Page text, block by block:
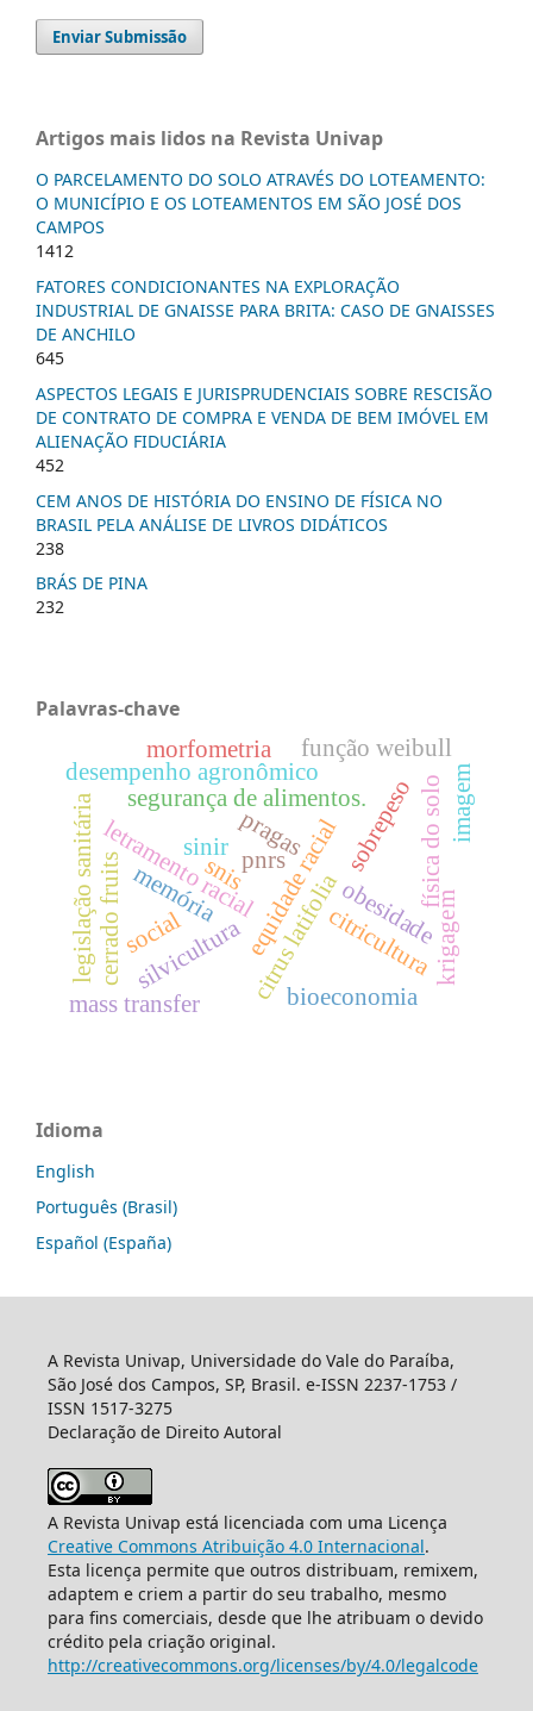
Enviar Submissão
Artigos mais lidos na Revista Univap
O PARCELAMENTO DO SOLO ATRAVÉS DO LOTEAMENTO:
O MUNICÍPIO E OS LOTEAMENTOS EM SÃO JOSÉ DOS
CAMPOS
1412
FATORES CONDICIONANTES NA EXPLORAÇÃO
INDUSTRIAL DE GNAISSE PARA BRITA: CASO DE GNAISSES
DE ANCHILO
645
ASPECTOS LEGAIS E JURISPRUDENCIAIS SOBRE RESCISÃO
DE CONTRATO DE COMPRA E VENDA DE BEM IMÓVEL EM
ALIENAÇÃO FIDUCIÁRIA
452
CEM ANOS DE HISTÓRIA DO ENSINO DE FÍSICA NO
BRASIL PELA ANÁLISE DE LIVROS DIDÁTICOS
238
BRÁS DE PINA
232
Palavras-chave
equidade racial
letramento racial
segurança de alimentos.
legislação sanitária citrus latifoliacitricultura
desempenho agronômico
pragas
morfometria função weibull
silvicultura
sobrepeso
obesidade
física do solo
krigagem
cerrado fruits
mass transfer bioeconomia
pnrs
snis
sinir
memória
imagem
social
Idioma
English
Português (Brasil)
Español (España)
A Revista Univap, Universidade do Vale do Paraíba,
São José dos Campos, SP, Brasil. e-ISSN 2237-1753 /
ISSN 1517-3275
Declaração de Direito Autoral
A Revista Univap está licenciada com uma Licença
Creative Commons Atribuição 4.0 Internacional.
Esta licença permite que outros distribuam, remixem,
adaptem e criem a partir do seu trabalho, mesmo
para fins comerciais, desde que lhe atribuam o devido
crédito pela criação original.
http://creativecommons.org/licenses/by/4.0/legalcode